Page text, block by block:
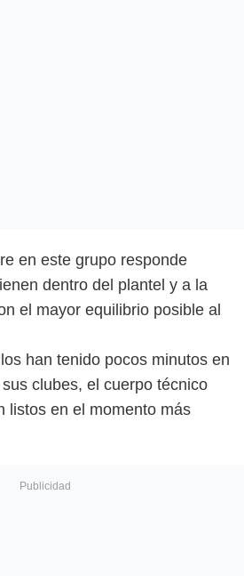
en este grupo responde
dentro del plantel y a la
el mayor equilibrio posible al
han tenido pocos minutos en
clubes, el cuerpo técnico
listos en el momento más